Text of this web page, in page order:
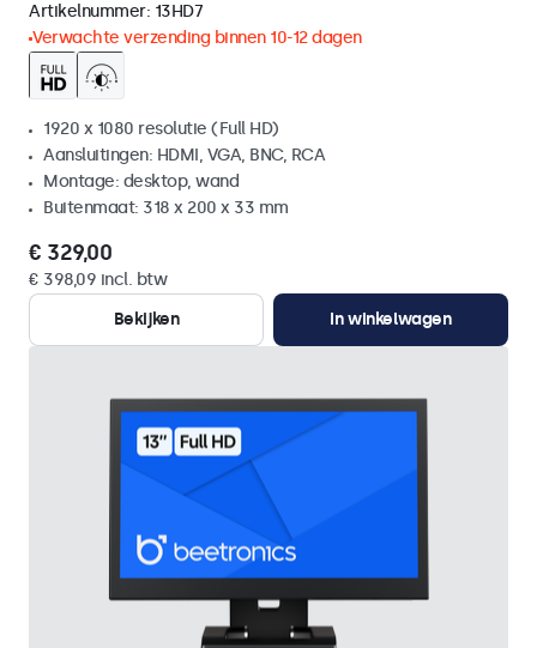
Artikelnummer: 13HD7
Verwachte verzending binnen 10-12 dagen
1920 x 1080 resolutie (Full HD)
Aansluitingen: HDMI, VGA, BNC, RCA
Montage: desktop, wand
Buitenmaat: 318 x 200 x 33 mm
€ 329,00
€ 398,09 incl. btw
Bekijken
In winkelwagen